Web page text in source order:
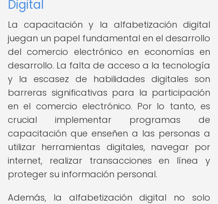
Digital
La capacitación y la alfabetización digital
juegan un papel fundamental en el desarrollo
del comercio electrónico en economías en
desarrollo. La falta de acceso a la tecnología
y la escasez de habilidades digitales son
barreras significativas para la participación
en el comercio electrónico. Por lo tanto, es
crucial implementar programas de
capacitación que enseñen a las personas a
utilizar herramientas digitales, navegar por
internet, realizar transacciones en línea y
proteger su información personal.
Además, la alfabetización digital no solo